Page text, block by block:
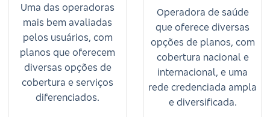
Uma das operadoras
mais bem avaliadas
pelos usuários, com
planos que oferecem
diversas opções de
cobertura e serviços
diferenciados.
Operadora de saúde
que oferece diversas
opções de planos, com
cobertura nacional e
internacional, e uma
rede credenciada ampla
e diversificada.